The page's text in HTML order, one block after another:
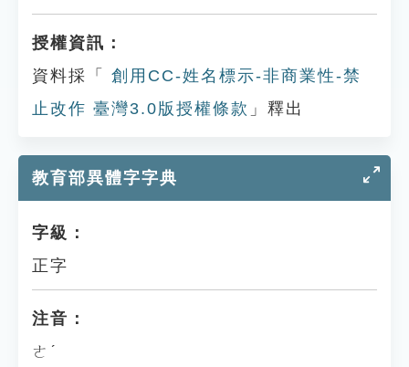
授權資訊：
資料採「
創用CC-姓名標示-非商業性-禁
止改作 臺灣3.0版授權條款 」釋出
教育部異體字字典
字級：
正字
注音：
ㄜˊ